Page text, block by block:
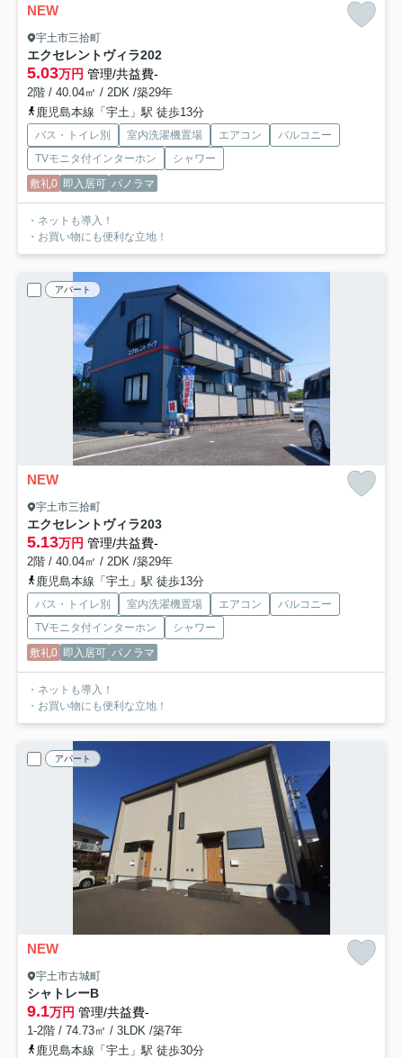
NEW
宇土市三拾町
エクセレントヴィラ202
5.03万円 管理/共益費-
2階 / 40.04㎡ / 2DK /築29年
鹿児島本線「宇土」駅 徒歩13分
バス・トイレ別 室内洗濯機置場 エアコン
バルコニー
TVモニタ付インターホン
シャワー
敷礼0 即入居可 パノラマ
・ネットも導入！
・お買い物にも便利な立地！
アパート
NEW
宇土市三拾町
エクセレントヴィラ203
5.13万円 管理/共益費-
2階 / 40.04㎡ / 2DK /築29年
鹿児島本線「宇土」駅 徒歩13分
バス・トイレ別 室内洗濯機置場 エアコン
バルコニー
TVモニタ付インターホン
シャワー
敷礼0 即入居可 パノラマ
・ネットも導入！
・お買い物にも便利な立地！
アパート
NEW
宇土市古城町
シャトレーB
9.1万円 管理/共益費-
1-2階 / 74.73㎡ / 3LDK /築7年
鹿児島本線「宇土」駅 徒歩30分